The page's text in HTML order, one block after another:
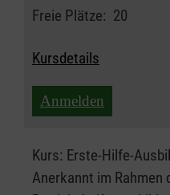
Freie Plätze: 20
Kursdetails
Anmelden
Kurs: Erste-Hilfe-
Anerkannt im Rahmen